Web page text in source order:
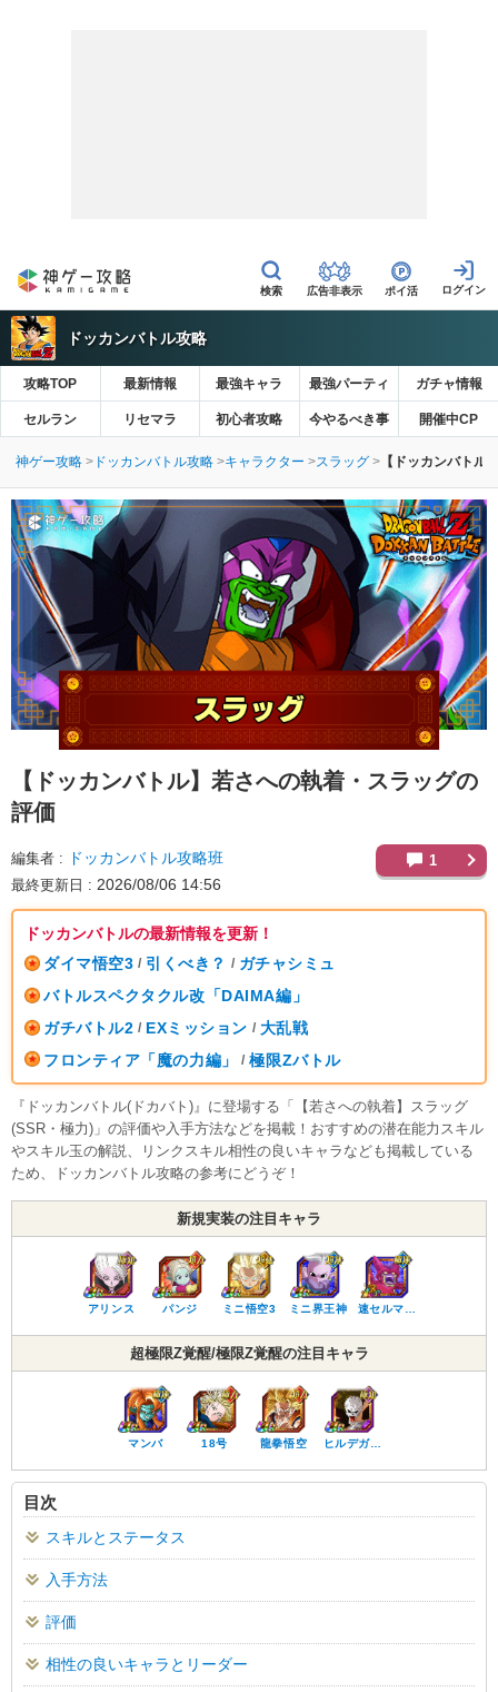
広告非表示 ポイ活
ドッカンバトル攻略
攻略TOP 最新情報 最強キャラ 最強パーティ ガチャ情報
セルラン リセマラ 初心者攻略 今やるべき事 開催中CP
神ゲー攻略 ドッカンバトル攻略 キャラクター スラッグ 【ドッカンバトル
【ドッカンバトル】 若さへの執着・スラッグの
評価
編集者 ドッカンバトル攻略班
最終更新日 2026/08/06 14:56
1
ドッカンバトルの最新情報を更新！
ダイマ悟空3 / 引くべき？ / ガチャシミュ
バトルスペクタクル改「DAIMA編」
ガチバトル2 / EXミッション / 大乱戦
フロンティア「魔の力編」
/ 極限Zバトル
『ドッカンバトル(ドカバト)』に登場する「【若さへの執着】スラッグ
(SSR・極力)」の評価や入手方法などを掲載！おすすめの潜在能力スキル
やスキル玉の解説、リンクスキル相性の良いキャラなども掲載している
ため、ドッカンバトル攻略の参考にどうぞ！
新規実装の注目キャラ
アリンス パンジ ミニ悟空3 ミニ界王神 速セルマ…
超極限Z覚醒/極限Z覚醒の注目キャラ
マンバ 18号 龍拳悟空 ヒルデガ…
目次
スキルとステータス
入手方法
評価
相性の良いキャラとリーダー